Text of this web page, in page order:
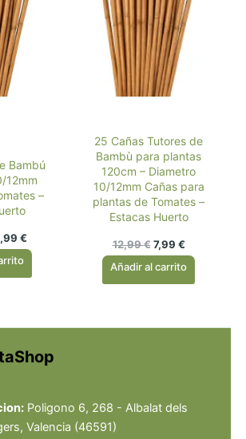
Bambú
12mm
–
€El
precio
es:
25 Cañas Tutores de
Bambù para plantas
120cm – Diametro
10/12mm Cañas para
plantas de Tomates –
Estacas Huerto
12,99€ El
precio
original
era:
7,99 €El
precio
actual
es:
Añadir al carrito
Poligono 6, 268 - Albalat dels
Valencia (46591)